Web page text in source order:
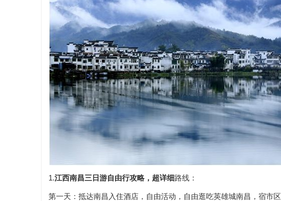
1.江西南昌三日游自由行攻略，超详细路线：
第一天：抵达南昌入住酒店，自由活动，自由逛吃英雄城南昌，宿市区